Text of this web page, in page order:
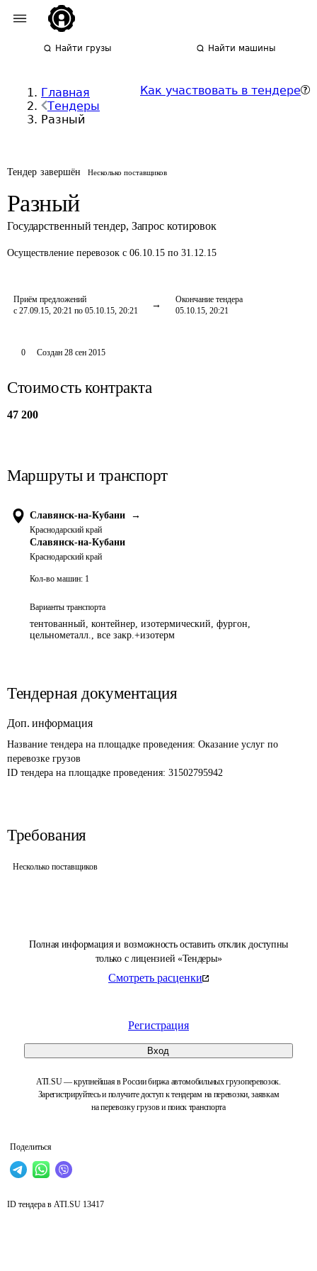
Найти грузы Найти машины
Главная
Тендеры
Разный
Как участвовать в тендере
Тендер завершён Несколько поставщиков
Разный
Государственный тендер, Запрос котировок
Осуществление перевозок с 06.10.15 по 31.12.15
Приём предложений
с 27.09.15, 20:21 по 05.10.15, 20:21
Окончание тендера
05.10.15, 20:21
Полная информация и возможность оставить отклик доступны
только с лицензией «Тендеры»
Смотреть расценки
Регистрация
Вход
ATI.SU — крупнейшая в России биржа автомобильных грузоперевозок.
Зарегистрируйтесь и получите доступ к тендерам на перевозки, заявкам
на перевозку грузов и поиск транспорта
Поделиться
0 Создан 28 сен 2015
Стоимость контракта
47 200
Маршруты и транспорт
Славянск-на-Кубани →
Краснодарский край
Славянск-на-Кубани
Краснодарский край
Кол-во машин: 1
Варианты транспорта
тентованный, контейнер, изотермический, фургон,
цельнометалл., все закр.+изотерм
Тендерная документация
Доп. информация
Название тендера на площадке проведения: Оказание услуг по
перевозке грузов
ID тендера на площадке проведения: 31502795942
Требования
Несколько поставщиков
ID тендера в ATI.SU 13417